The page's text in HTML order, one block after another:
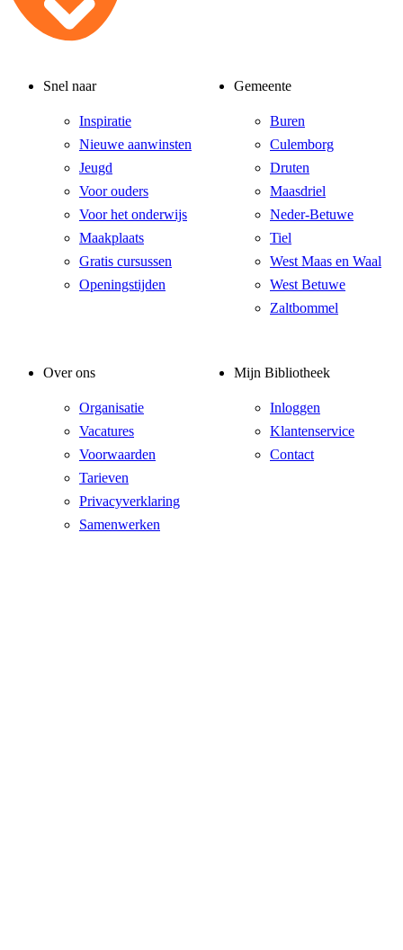
Snel naar
Inspiratie
Nieuwe aanwinsten
Jeugd
Voor ouders
Voor het onderwijs
Maakplaats
Gratis cursussen
Openingstijden
Gemeente
Buren
Culemborg
Druten
Maasdriel
Neder-Betuwe
Tiel
West Maas en Waal
West Betuwe
Zaltbommel
Over ons
Organisatie
Vacatures
Voorwaarden
Tarieven
Privacyverklaring
Samenwerken
Mijn Bibliotheek
Inloggen
Klantenservice
Contact